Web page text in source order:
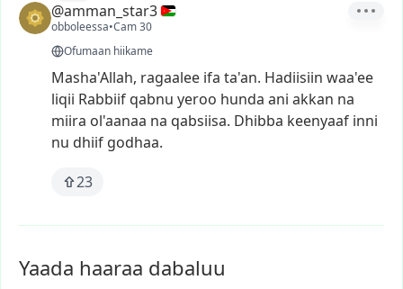
@amman_star3
obboleessa•Cam 30
Ofumaan hiikame
Masha'Allah, ragaalee ifa ta'an. Hadiisiin waa'ee
liqii Rabbiif qabnu yeroo hunda ani akkan na
miira ol'aanaa na qabsiisa. Dhibba keenyaaf inni
nu dhiif godhaa.
23
Yaada haaraa dabaluu